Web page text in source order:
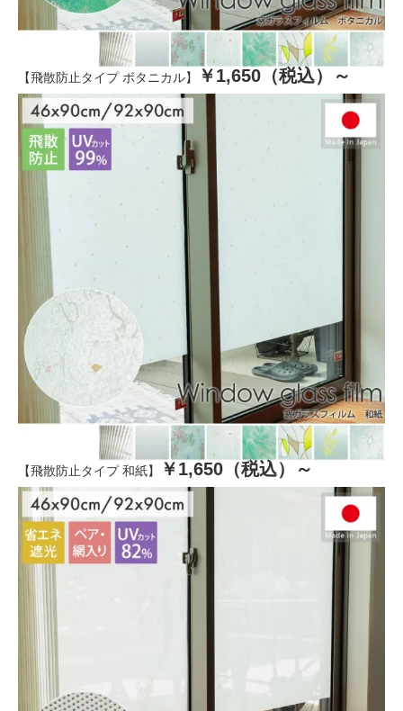
【飛散防止タイプ ボタニカル】 ￥1,650（税込）～
【飛散防止タイプ 和紙】 ￥1,650（税込）～